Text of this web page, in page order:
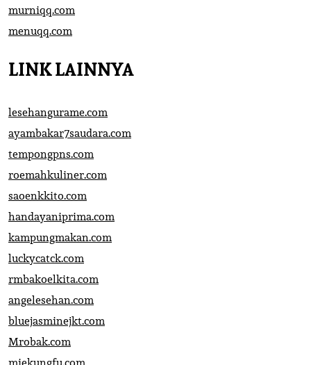
murniqq.com
menuqq.com
LINK LAINNYA
lesehangurame.com
ayambakar7saudara.com
tempongpns.com
roemahkuliner.com
saoenkkito.com
handayaniprima.com
kampungmakan.com
luckycatck.com
rmbakoelkita.com
angelesehan.com
bluejasminejkt.com
Mrobak.com